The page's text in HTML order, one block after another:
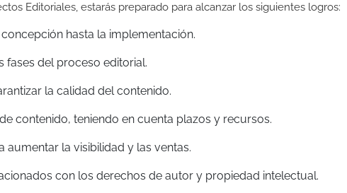
Editoriales, estarás preparado para alcanzar los siguientes logros:
hasta la implementación.
fases del proceso editorial.
la calidad del contenido.
contenido, teniendo en cuenta plazos y recursos.
la visibilidad y las ventas.
con los derechos de autor y propiedad intelectual.